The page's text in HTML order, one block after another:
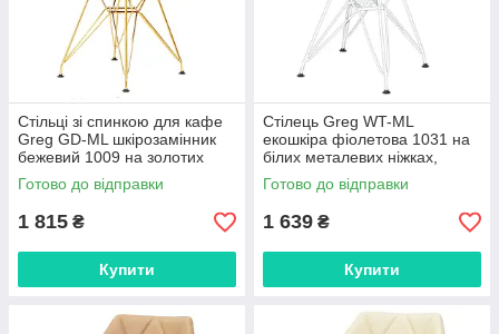
Стільці зі спинкою для кафе
Greg GD-ML шкірозамінник
бежевий 1009 на золотих
ніжках
Готово до відправки
1 815 ₴
Купити
Стілець Greg WT-ML
екошкіра фіолетова 1031 на
білих металевих ніжках,
дизайн Charles&Ray Eames
Готово до відправки
1 639 ₴
Купити